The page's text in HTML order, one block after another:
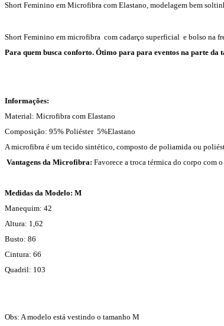
Short Feminino em Microfibra com Elastano, modelagem bem
Short Feminino em microfibra com cadarço superficial e bolso na
Para quem busca conforto. Ótimo para para eventos na parte da
Informações:
Material: Microfibra com Elastano
Composição: 95% Poliéster 5%Elastano
A microfibra é um tecido sintético, composto de poliamida ou
Vantagens da Microfibra: Favorece a troca térmica do corpo com
Medidas da Modelo: M
Manequim: 42
Altura: 1,62
Busto: 86
Cintura: 66
Quadril: 103
Obs: A modelo está vestindo o tamanho M